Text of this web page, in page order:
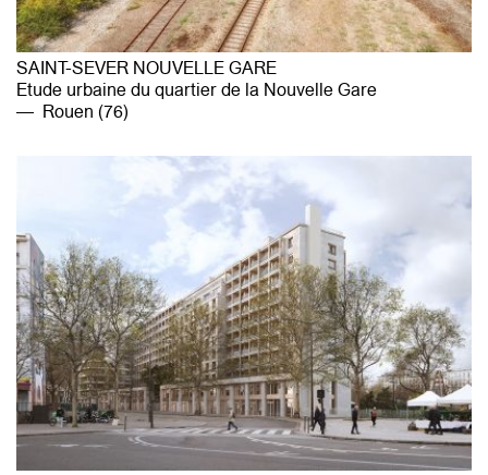
SAINT-SEVER NOUVELLE GARE
Etude urbaine du quartier de la Nouvelle Gare
Rouen (76)